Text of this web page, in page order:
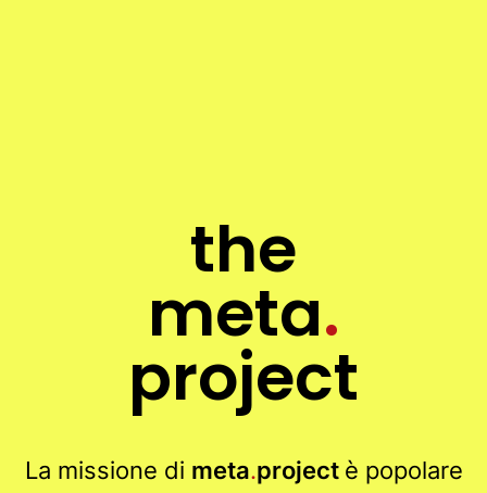
the
meta.
project
La missione di meta.project è popolare